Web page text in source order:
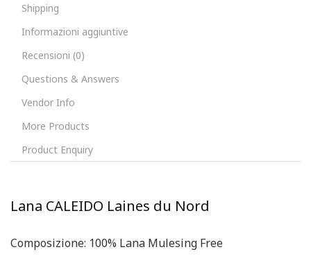
Shipping
Informazioni aggiuntive
Recensioni (0)
Questions & Answers
Vendor Info
More Products
Product Enquiry
Lana CALEIDO Laines du Nord
Composizione: 100% Lana Mulesing Free